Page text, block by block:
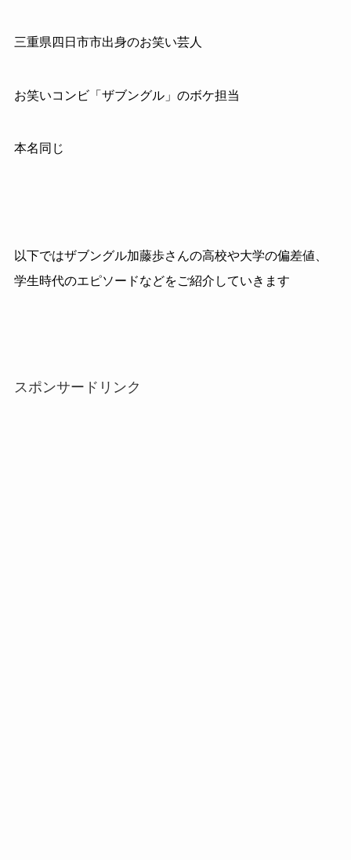
三重県四日市市出身のお笑い芸人
お笑いコンビ「ザブングル」のボケ担当
本名同じ
以下ではザブングル加藤歩さんの高校や大学の偏差値、
学生時代のエピソードなどをご紹介していきます
スポンサードリンク